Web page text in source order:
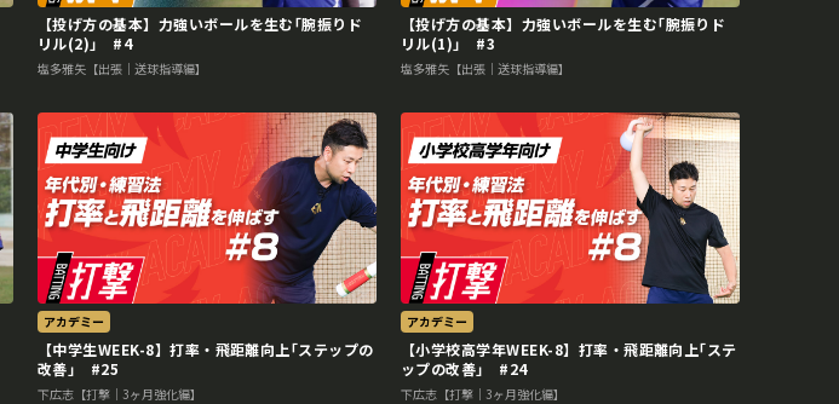
【投げ方の基本】力強いボールを生む｢腕振りド
リル(2)｣ #4
塩多雅矢【出張｜送球指導編】
【投げ方の基本】力強いボールを生む｢腕振りド
リル(1)｣ #3
塩多雅矢【出張｜送球指導編】
アカデミー
【中学生WEEK-8】打率・飛距離向上｢ステップの
改善｣ #25
下広志【打撃｜3ヶ月強化編】
アカデミー
【小学校高学年WEEK-8】打率・飛距離向上｢ステ
ップの改善｣ #24
下広志【打撃｜3ヶ月強化編】